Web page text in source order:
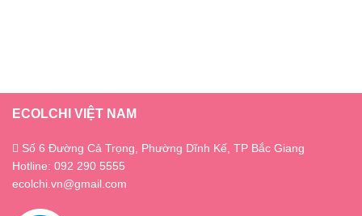
ECOLCHI VIỆT NAM
Số 6 Đường Cả Trọng, Phường Dĩnh Kế, TP Bắc Giang
Hotline: 092 290 5555
ecolchi.vn@gmail.com